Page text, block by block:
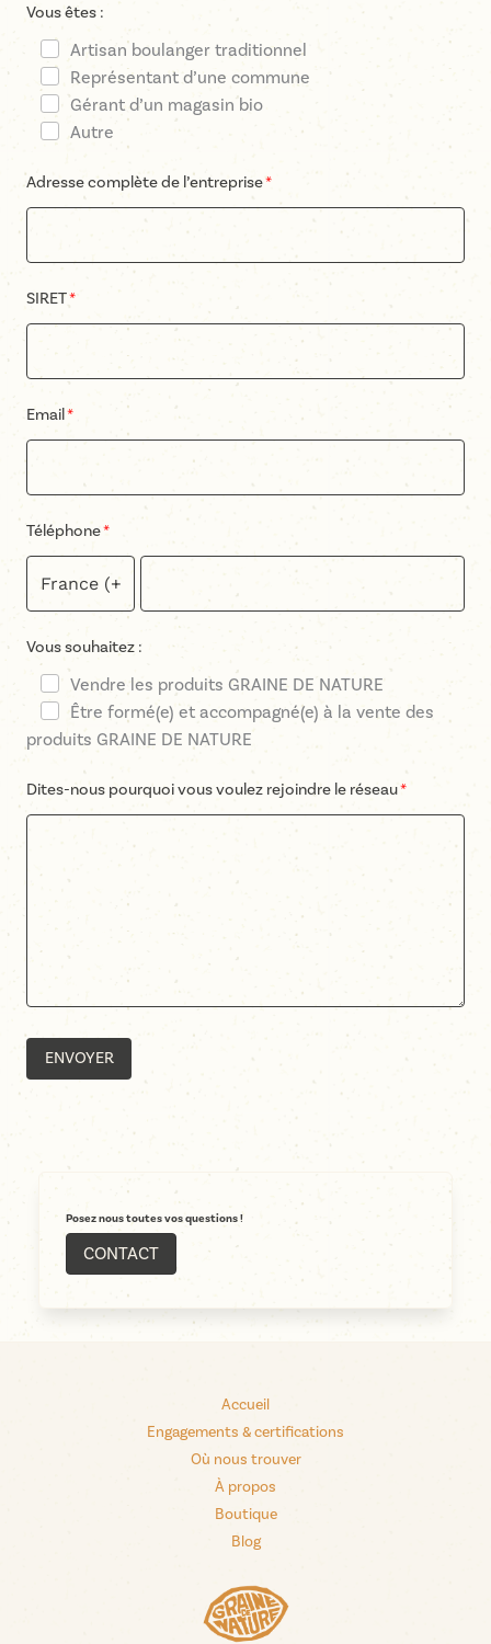
Vous êtes :
Artisan boulanger traditionnel
Représentant d’une commune
Gérant d’un magasin bio
Autre
Adresse complète de l’entreprise
SIRET
Email
Téléphone
Vous souhaitez :
Vendre les produits GRAINE DE NATURE
Être formé(e) et accompagné(e) à la vente des
produits GRAINE DE NATURE
Dites-nous pourquoi vous voulez rejoindre le réseau
ENVOYER
Posez nous toutes vos questions !
CONTACT
Accueil
Engagements & certifications
Où nous trouver
À propos
Boutique
Blog